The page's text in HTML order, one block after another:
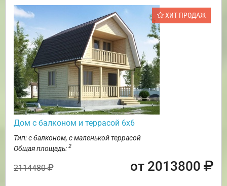
ХИТ ПРОДАЖ
Дом с балконом и террасой 6х6
Тип: с балконом, с маленькой террасой
Общая площадь: 2
2114480 от 2013800